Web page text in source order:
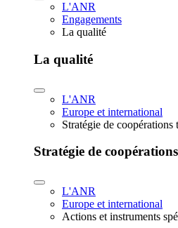
L'ANR
Engagements
La qualité
La qualité
L'ANR
Europe et international
Stratégie de coopérations
Stratégie de
L'ANR
Europe et international
Actions et instruments